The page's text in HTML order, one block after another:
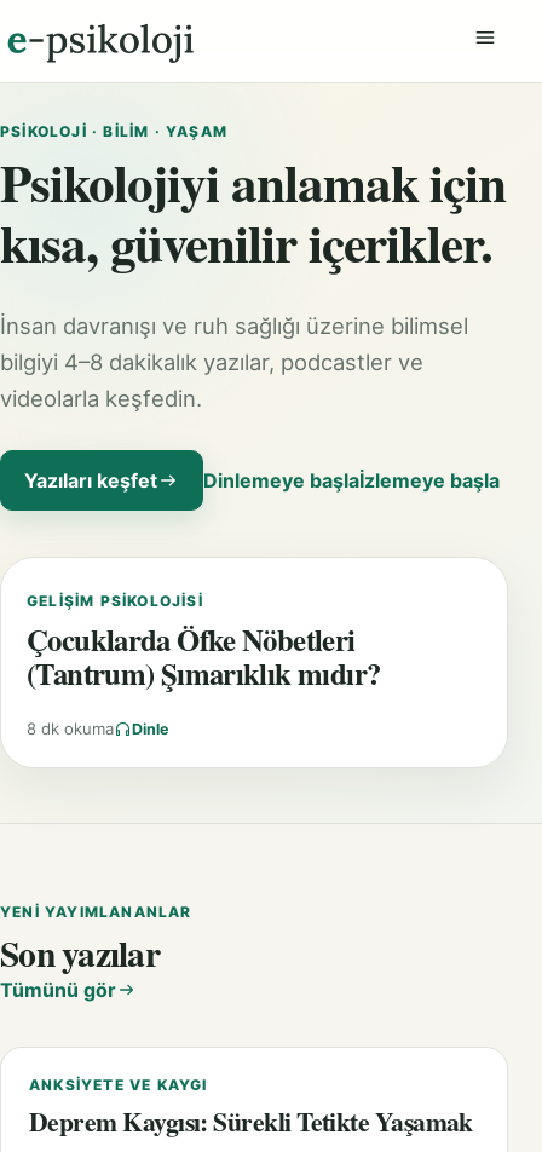
PSIKOLOJI · BILIM · YAŞAM
Psikolojiyi anlamak için
kısa, güvenilir içerikler.
İnsan davranışı ve ruh sağlığı üzerine bilimsel
bilgiyi 4–8 dakikalık yazılar, podcastler ve
videolarla keşfedin.
Yazıları keşfet Dinlemeye başlaİzlemeye başla
GELIŞIM PSIKOLOJISI
Çocuklarda Öfke Nöbetleri
(Tantrum) Şımarıklık mıdır?
8 dk okuma Dinle
YENI YAYIMLANANLAR
Son yazılar
Tümünü gör
ANKSIYETE VE KAYGI
Deprem Kaygısı: Sürekli Tetikte Yaşamak